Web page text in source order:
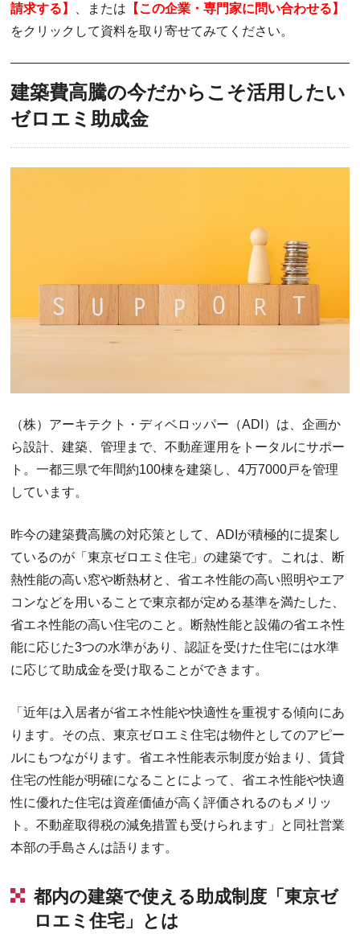
請求する】
、または 【この企業・専門家に問い合わせる】
をクリックして資料を取り寄せてみてください。
建築費高騰の今だからこそ活用したい
ゼロエミ助成金
（株）アーキテクト・ディベロッパー（ADI）は、企画か
ら設計、建築、管理まで、不動産運用をトータルにサポー
ト。一都三県で年間約100棟を建築し、4万7000戸を管理
しています。
昨今の建築費高騰の対応策として、ADIが積極的に提案し
ているのが「東京ゼロエミ住宅」の建築です。これは、断
熱性能の高い窓や断熱材と、省エネ性能の高い照明やエア
コンなどを用いることで東京都が定める基準を満たした、
省エネ性能の高い住宅のこと。断熱性能と設備の省エネ性
能に応じた3つの水準があり、認証を受けた住宅には水準
に応じて助成金を受け取ることができます。
「近年は入居者が省エネ性能や快適性を重視する傾向にあ
ります。その点、東京ゼロエミ住宅は物件としてのアピー
ルにもつながります。省エネ性能表示制度が始まり、賃貸
住宅の性能が明確になることによって、省エネ性能や快適
性に優れた住宅は資産価値が高く評価されるのもメリッ
ト。不動産取得税の減免措置も受けられます」と同社営業
本部の手島さんは語ります。
都内の建築で使える助成制度「東京ゼ
ロエミ住宅」とは